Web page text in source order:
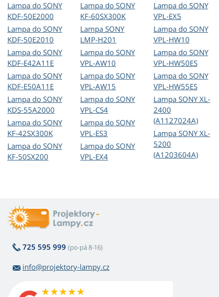
Lampa do SONY
KDF-50E2000
Lampa do SONY
KDF-50E2010
Lampa do SONY
KDF-E42A11E
Lampa do SONY
KDF-E50A11E
Lampa do SONY
KDS-55A2000
Lampa do SONY
KF-42SX300K
Lampa do SONY
KF-50SX200
Lampa do SONY
KF-60SX300K
Lampa SONY
LMP-H201
Lampa do SONY
VPL-AW10
Lampa do SONY
VPL-AW15
Lampa do SONY
VPL-CS4
Lampa do SONY
VPL-ES3
Lampa do SONY
VPL-EX4
Lampa do SONY
VPL-EX5
Lampa do SONY
VPL-HW10
Lampa do SONY
VPL-HW50ES
Lampa do SONY
VPL-HW55ES
Lampa SONY XL-
2400
(A1127024A)
Lampa SONY XL-
5200
(A1203604A)
725 595 999 (po-pá 8-16)
info@projektory-lampy.cz